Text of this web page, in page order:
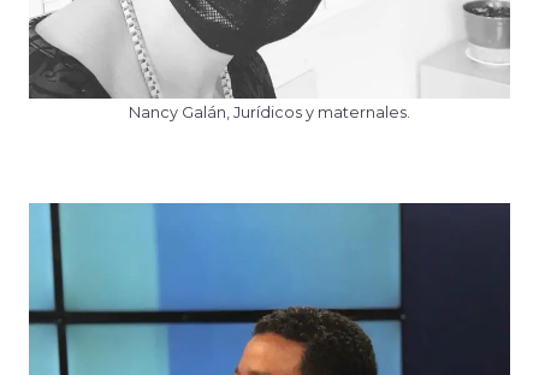
Nancy Galán, Jurídicos y maternales.